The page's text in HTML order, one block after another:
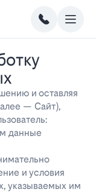
и оставляя
— Сайт),
данные
и условия
указываемых им